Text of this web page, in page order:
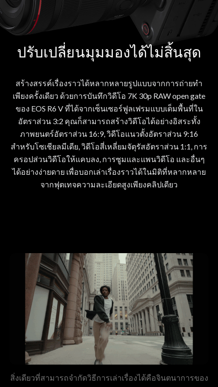
ปรับเปลี่ยนมุมมองได้ไม่สิ้นสุด
สร้างสรรค์เรื่องราวได้หลากหลายรูปแบบจากการถ่ายทำ
เพียงครั้งเดียว ด้วยการบันทึกวิดีโอ 7K 30p RAW open gate
ของ EOS R6 V ที่ได้จากเซ็นเซอร์ฟูลเฟรมแบบเต็มพื้นที่ใน
อัตราส่วน 3:2 คุณก็สามารถสร้างวิดีโอได้อย่างอิสระทั้ง
ภาพยนตร์อัตราส่วน 16:9, วิดีโอแนวตั้งอัตราส่วน 9:16
สำหรับโซเชียลมีเดีย, วิดีโอสี่เหลี่ยมจัตุรัสอัตราส่วน 1:1, การ
ครอปส่วนวิดีโอให้แคบลง, การซูมและแพนวิดีโอ และอื่นๆ
ได้อย่างง่ายดาย เพื่อบอกเล่าเรื่องราวได้ในมิติที่หลากหลาย
จากฟุตเทจความละเอียดสูงเพียงคลิปเดียว
สิ่งเดียวที่สามารถจำกัดวิธีการเล่าเรื่องได้คือจินตนาการของ